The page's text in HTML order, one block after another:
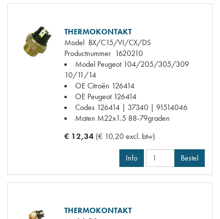
THERMOKONTAKT
Model BX/C15/VI/CX/DS
Productnummer 1620210
Model Peugeot 104/205/305/309
10/11/14
OE Citroën 126414
OE Peugeot 126414
Codes 126414 | 37340 | 91514046
Maten M22x1.5 88-79graden
€ 12,34 (€ 10,20 excl. btw)
Info Bestel
THERMOKONTAKT